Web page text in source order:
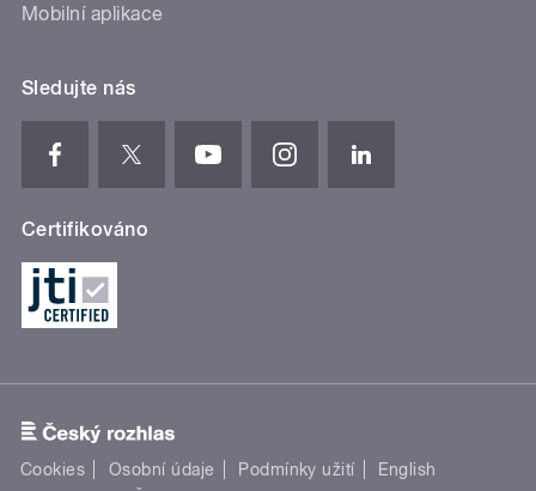
Mobilní aplikace
Sledujte nás
Certifikováno
Cookies Osobní údaje Podmínky užití
English